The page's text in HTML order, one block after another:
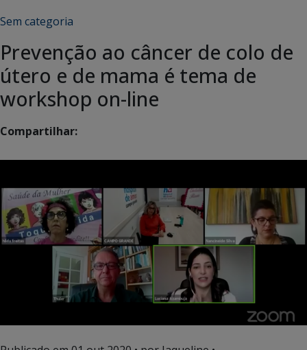
Sem categoria
Prevenção ao câncer de colo de
útero e de mama é tema de
workshop on-line
Compartilhar: